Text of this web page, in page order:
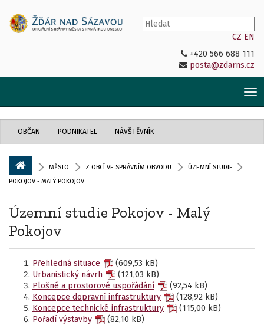
CZ EN
+420 566 688 111
posta@zdarns.cz
OBČAN PODNIKATEL NÁVŠTĚVNÍK
MĚSTO Z OBCÍ VE SPRÁVNÍM OBVODU
ÚZEMNÍ STUDIE
POKOJOV - MALÝ POKOJOV
Územní studie Pokojov - Malý
Pokojov
Přehledná situace
(609,53 kB)
Urbanistický návrh
(121,03 kB)
Plošné a prostorové uspořádání
(92,54 kB)
Koncepce dopravní infrastruktury
(128,92 kB)
Koncepce technické infrastruktury
(115,00 kB)
Pořadí výstavby
(82,10 kB)